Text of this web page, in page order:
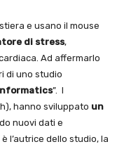
e usano il mouse
di stress,
Ad affermarlo
di uno studio
”. I
hanno sviluppato un
nuovi dati e
l’autrice dello studio, la